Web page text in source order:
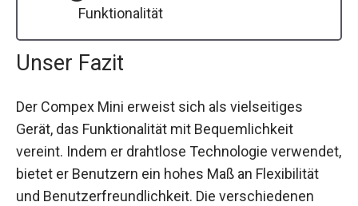
Funktionalität
Unser Fazit
Der Compex Mini erweist sich als vielseitiges
Gerät, das Funktionalität mit Bequemlichkeit
vereint. Indem er drahtlose Technologie verwendet,
bietet er Benutzern ein hohes Maß an Flexibilität
und Benutzerfreundlichkeit. Die verschiedenen